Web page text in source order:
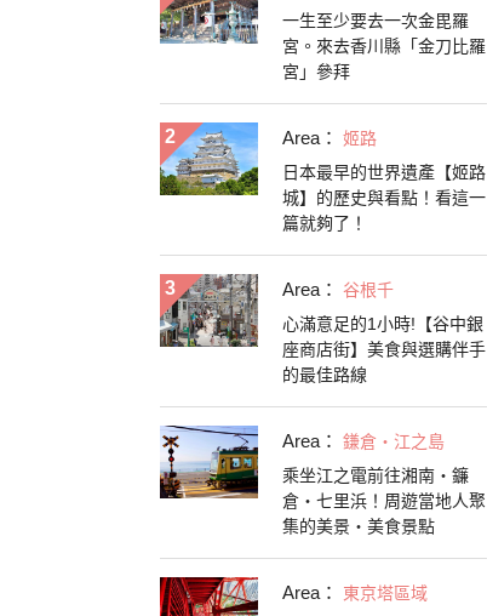
一生至少要去一次金毘羅
宮。來去香川縣「金刀比羅
宮」參拜
Area：
姬路
日本最早的世界遺產【姬路
城】的歷史與看點！看這一
篇就夠了！
Area：
谷根千
心滿意足的1小時!【谷中銀
座商店街】美食與選購伴手
的最佳路線
Area：
鎌倉・江之島
乘坐江之電前往湘南・鐮
倉・七里浜！周遊當地人聚
集的美景・美食景點
Area：
東京塔區域